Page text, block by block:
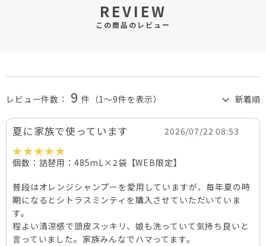
REVIEW
この商品のレビュー
レビュー件数： 9 件 （1～9件を表示）
夏に家族で使っています 2026/07/22 08:53
個数：詰替用：485mL×2袋【WEB限定】
普段はオレンジシャンプーを愛用していますが、毎年夏の時
期になるとシトラスミンティを購入させていただいていま
す。
程よい清涼感で頭皮スッキリ、娘も洗っていて気持ち良いと
言っていました。家族みんなでハマってます。